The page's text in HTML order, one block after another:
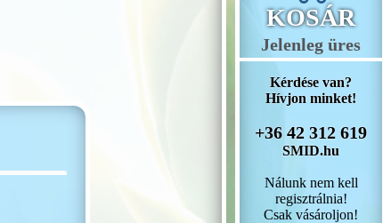
KOSÁR
Jelenleg üres
Kérdése van?
Hívjon minket!
+36 42 312 619
SMID.hu
Nálunk nem kell
regisztrálnia!
Csak vásároljon!